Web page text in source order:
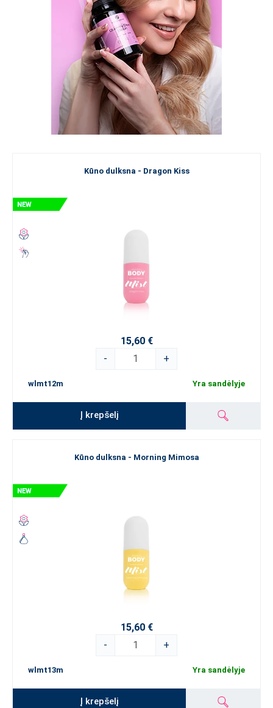
Kūno dulksna - Dragon Kiss
15,60 €
-
+
wlmt12m Yra sandėlyje
Į krepšelį
Kūno dulksna - Morning Mimosa
15,60 €
-
+
wlmt13m Yra sandėlyje
Į krepšelį